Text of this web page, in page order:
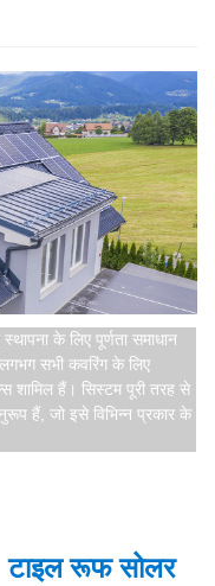
के लिए पूर्णता समाधान
सभी कवरिंग के लिए
शामिल हैं। सिस्टम पूरी तरह से
हैं, जो इसे विभिन्न प्रकार के
टाइल रूफ सोलर